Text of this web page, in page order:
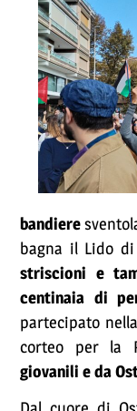
bandiere
bagna il Lido
striscioni e
centinaia di
partecipato
corteo per la
giovanili e da